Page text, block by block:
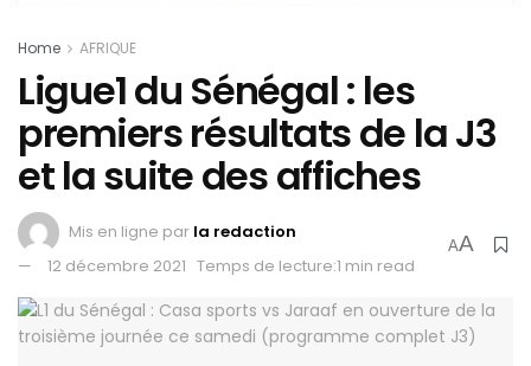
Home AFRIQUE
Ligue1 du Sénégal : les
premiers résultats de la J3
et la suite des affiches
Mis en ligne par la redaction
12 décembre 2021 Temps de lecture:1 min read
AA